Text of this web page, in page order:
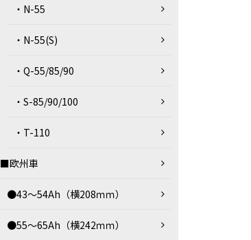
・N-55
・N-55(S)
・Q-55/85/90
・S-85/90/100
・T-110
■欧州車
●43～54Ah（横208ｍｍ）
●55～65Ah（横242ｍｍ）